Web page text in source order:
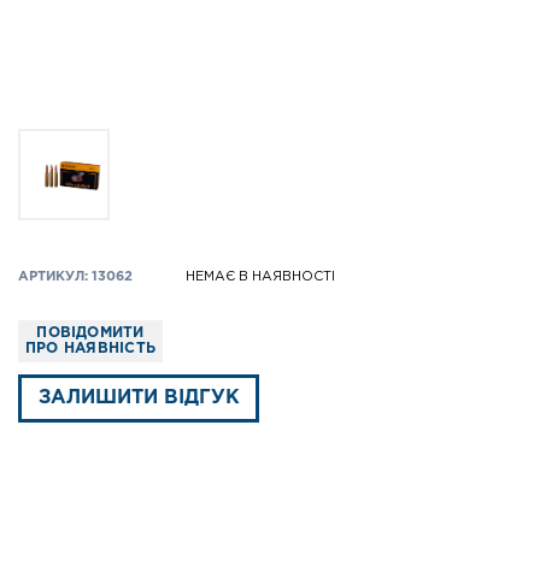
АРТИКУЛ: 13062 НЕМАЄ В НАЯВНОСТІ
ПОВІДОМИТИ
ПРО НАЯВНІСТЬ
ЗАЛИШИТИ ВІДГУК